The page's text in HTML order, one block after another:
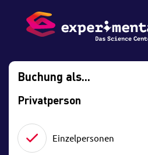
Buchung als...
Privatperson
Einzelpersonen